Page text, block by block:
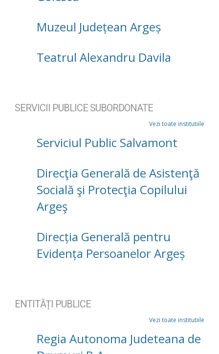
Muzeul Județean Argeș
Teatrul Alexandru Davila
SERVICII PUBLICE SUBORDONATE
Vezi toate institutiile
Serviciul Public Salvamont
Direcţia Generală de Asistenţă
Socială şi Protecţia Copilului
Argeş
Direcția Generală pentru
Evidența Persoanelor Argeș
ENTITĂȚI PUBLICE
Vezi toate institutiile
Regia Autonoma Judeteana de